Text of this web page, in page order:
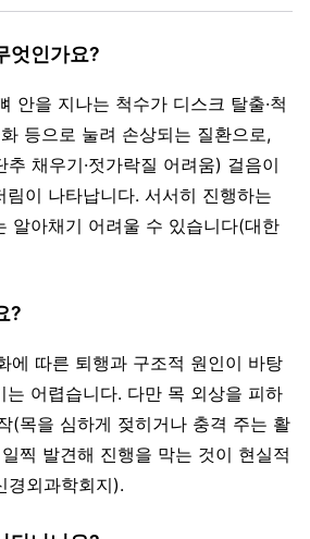
엇인가요?
안을 지나는 척수가 디스크 탈출·척
등으로 눌려 손상되는 질환으로,
채우기·젓가락질 어려움) 걸음이
림이 나타납니다. 서서히 진행하는
알아채기 어려울 수 있습니다(대한
?
에 따른 퇴행과 구조적 원인이 바탕
는 어렵습니다. 다만 목 외상을 피하
(목을 심하게 젖히거나 충격 주는 활
찍 발견해 진행을 막는 것이 현실적
경외과학회지).